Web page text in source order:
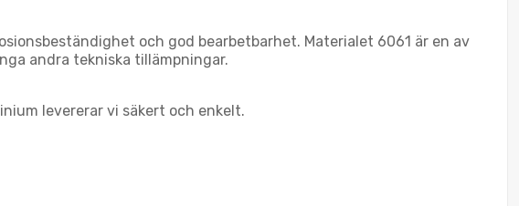
och god bearbetbarhet. Materialet 6061 är en av
andra tekniska tillämpningar.
levererar vi säkert och enkelt.